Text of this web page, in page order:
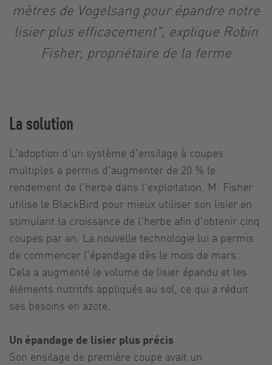
mètres de Vogelsang pour épandre notre
lisier plus efficacement", explique Robin
Fisher, propriétaire de la ferme
La solution
L'adoption d'un système d'ensilage à coupes
multiples a permis d'augmenter de 20 % le
rendement de l'herbe dans l'exploitation. M. Fisher
utilise le BlackBird pour mieux utiliser son lisier en
stimulant la croissance de l'herbe afin d'obtenir cinq
coupes par an. La nouvelle technologie lui a permis
de commencer l'épandage dès le mois de mars.
Cela a augmenté le volume de lisier épandu et les
éléments nutritifs appliqués au sol, ce qui a réduit
ses besoins en azote.
Un épandage de lisier plus précis
Son ensilage de première coupe avait un